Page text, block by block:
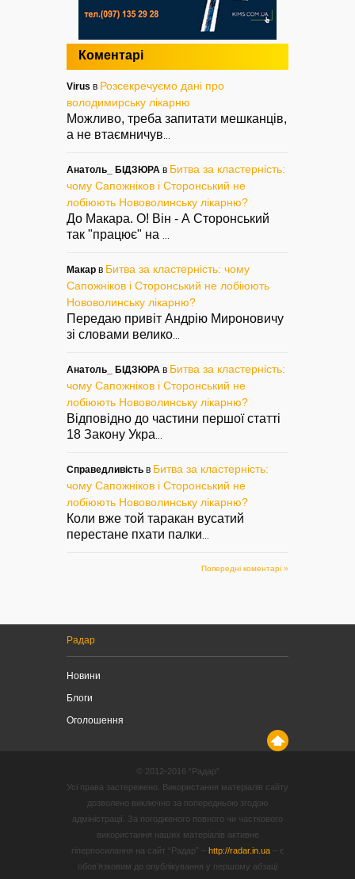
Коментарі
Virus в Розсекречуємо дані про
володимирську лікарню
Можливо, треба запитати мешканців,
а не втаємничув
Анатоль_ БІДЗЮРА в Битва за кластерність:
чому Сапожніков і Сторонський не
лобіюють Нововолинську лікарню?
До Макара. О! Він - А Сторонський
так "працює" на
Макар в Битва за кластерність: чому
Сапожніков і Сторонський не лобіюють
Нововолинську лікарню?
Передаю привіт Андрію Мироновичу
зі словами велико
Анатоль_ БІДЗЮРА в Битва за кластерність:
чому Сапожніков і Сторонський не
лобіюють Нововолинську лікарню?
Відповідно до частини першої статті
18 Закону Укра
Справедливість в Битва за кластерність:
чому Сапожніков і Сторонський не
лобіюють Нововолинську лікарню?
Коли вже той таракан вусатий
перестане пхати палки
Попередні коментарі »
Радар
Новини
Блоги
Оголошення
© 2012-2016 “Радар”
Усі права застережено. Використання матеріалів сайту
дозволено виключно за попередньою згодою
адміністрації. За погодженого повного чи часткового
використання наших матеріалів активне
гіперпосилання на сайт “Радар” – http://radar.in.ua– є
обов’язковим до опублікування у першому абзаці